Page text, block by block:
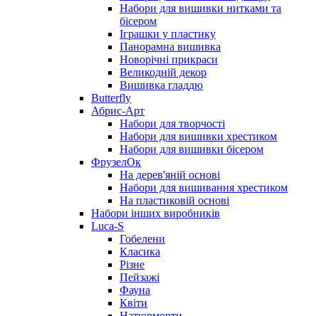
Набори для вишивки нитками та
бісером
Іграшки у пластику
Панорамна вишивка
Новорічні прикраси
Великодній декор
Вишивка гладдю
Butterfly
Абрис-Арт
Набори для творчості
Набори для вишивки хрестиком
Набори для вишивки бісером
ФрузелОк
На дерев'яній основі
Набори для вишивання хрестиком
На пластиковій основі
Набори інших виробників
Luca-S
Гобелени
Класика
Різне
Пейзажі
Фауна
Квіти